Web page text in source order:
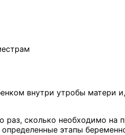
внутри утробы матери
раз, сколько необходимо на
этапы